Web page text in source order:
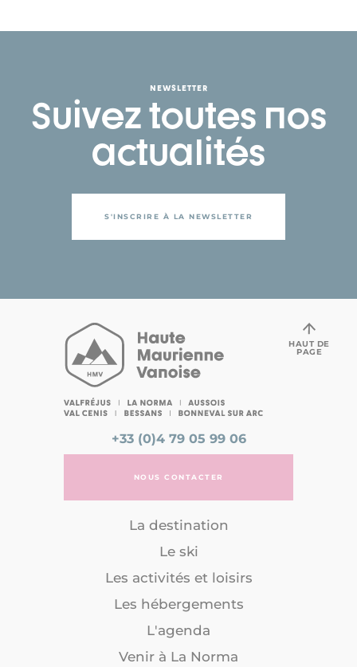
NEWSLETTER
Suivez toutes nos
actualités
S'INSCRIRE À LA NEWSLETTER
+33 (0)4 79 05 99 06
NOUS CONTACTER
La destination
Le ski
Les activités et loisirs
Les hébergements
L'agenda
Venir à La Norma
HAUT DE
PAGE